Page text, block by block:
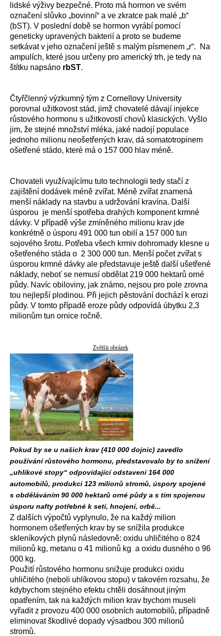
lidské výživy bezpečné. Proto má hormon ve svém
označení slůvko „bovinní“ a ve zkratce pak malé „b“
(bST). V poslední době se hormon vyrábí pomocí
geneticky upravených bakterií a proto se budeme
setkávat v jeho označení ještě s malým písmenem „r“. Na
ampulích, které jsou určeny pro americký trh, je tedy na
štítku napsáno rbST.
Čtyřčlenný výzkumný tým z Cornellovy University
porovnal užitkovost stád, jimž chovatelé dávají injekce
růstového hormonu s užitkovostí chovů klasických. Vyšlo
jim, že stejné množství mléka, jaké nadojí populace
jednoho milionu neošetřených krav, dá somatotropinem
ošetřené stádo, které má o 157 000 hlav méně.
Chovateli využívajícímu tuto technologii tedy stačí z
zajištění dodávek méně zvířat. Méně zvířat znamená
menší náklady na stavbu a udržování kravína. Další
úsporou je menší spotřeba drahých komponent krmné
dávky. V případě výše zmíněného milionu krav jde
konkrétně o úsporu 491 000 tun obilí a 157 000 tun
sojového šrotu. Potřeba všech krmiv dohromady klesne u
ošetřeného stáda o 2 300 000 tun. Menší počet zvířat s
úsporou krmné dávky ale představuje ještě další ušetřené
náklady, neboť se nemusí obdělat 219 000 hektarů orné
půdy. Navíc obiloviny, jak známo, nejsou pro pole zrovna
tou nejlepší plodinou. Při jejich pěstování dochází k erozi
půdy. V tomto případě eroze půdy odpovídá úbytku 2,3
milionům tun ornice ročně.
Zvětšit obrázek
Pokud by se u našich krav (410 000 dojnic) zavedlo
používání růstového hormonu, představovalo by to snížení
„uhlíkové stopy“ odpovídající odstavení 164 000
automobilů, produkci 123 milionů stromů, úspory spojené
s obděláváním 90 000 hektarů orné půdy a s tím spojenou
úsporu nafty potřebné k setí, hnojení, orbě...
Z dalších výpočtů vyplynulo, že na každý milion
hormonem ošetřených krav by se snížila produkce
skleníkových plynů následovně: oxidu uhličitého o 824
milionů kg, metanu o 41 milionů kg a oxidu dusného o 96
000 kg.
Použití růstového hormonu snižuje produkci oxidu
uhličitého (neboli uhlíkovou stopu) v takovém rozsahu, že
kdybychom stejného efektu chtěli dosáhnout jiným
opatřením, tak na každých milion krav bychom museli
vyřadit z provozu 400 000 osobních automobilů, případně
eliminovat škodlivé dopady výsadbou 300 milionů
stromů.